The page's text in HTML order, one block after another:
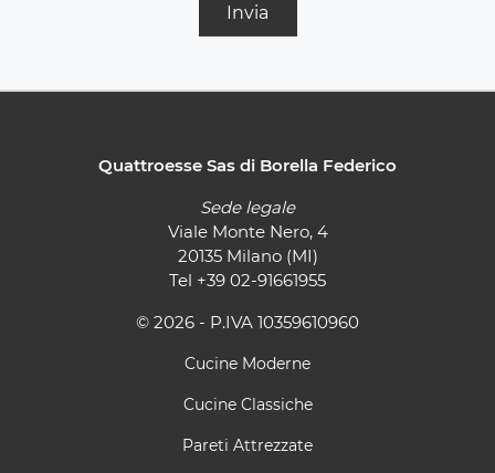
Invia
Quattroesse Sas di Borella Federico
Sede legale
Viale Monte Nero, 4
20135 Milano (MI)
Tel +39 02-91661955
© 2026 - P.IVA 10359610960
Cucine Moderne
Cucine Classiche
Pareti Attrezzate